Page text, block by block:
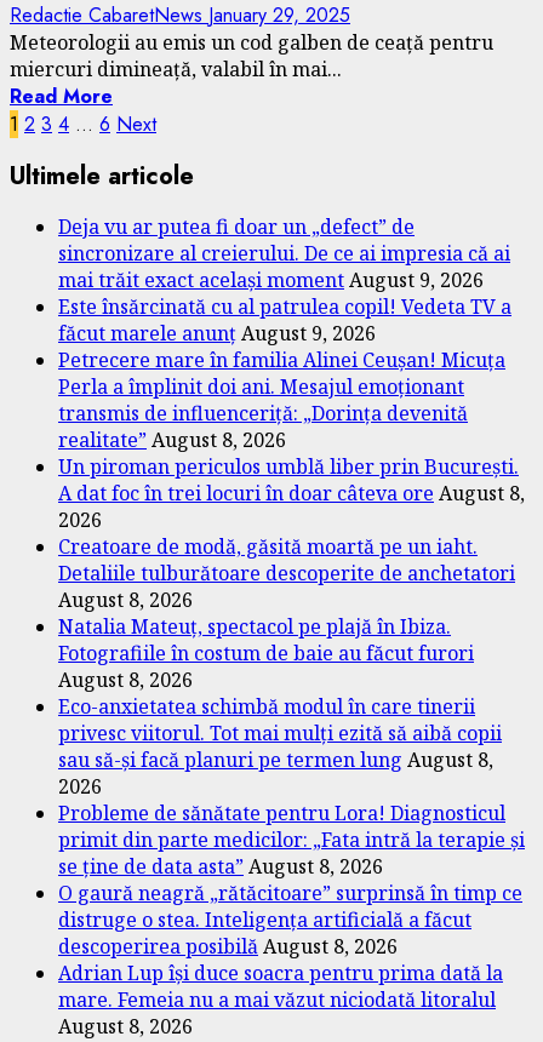
Redactie CabaretNews January 29, 2025
Meteorologii au emis un cod galben de ceață pentru
miercuri dimineață, valabil în mai...
Read More
Posts
pagination
1 2 3 4 … 6 Next
Ultimele articole
Deja vu ar putea fi doar un „defect” de
sincronizare al creierului. De ce ai impresia că ai
mai trăit exact același momentAugust 9, 2026
Este însărcinată cu al patrulea copil! Vedeta TV a
făcut marele anunțAugust 9, 2026
Petrecere mare în familia Alinei Ceușan! Micuța
Perla a împlinit doi ani. Mesajul emoționant
transmis de influenceriță: „Dorința devenită
realitate”August 8, 2026
Un piroman periculos umblă liber prin București.
A dat foc în trei locuri în doar câteva ore August 8,
2026
Creatoare de modă, găsită moartă pe un iaht.
Detaliile tulburătoare descoperite de anchetatori
August 8, 2026
Natalia Mateuț, spectacol pe plajă în Ibiza.
Fotografiile în costum de baie au făcut furori
August 8, 2026
Eco-anxietatea schimbă modul în care tinerii
privesc viitorul. Tot mai mulți ezită să aibă copii
sau să-și facă planuri pe termen lung August 8,
2026
Probleme de sănătate pentru Lora! Diagnosticul
primit din parte medicilor: „Fata intră la terapie și
se ține de data asta”August 8, 2026
O gaură neagră „rătăcitoare” surprinsă în timp ce
distruge o stea. Inteligența artificială a făcut
descoperirea posibilăAugust 8, 2026
Adrian Lup își duce soacra pentru prima dată la
mare. Femeia nu a mai văzut niciodată litoralul
August 8, 2026